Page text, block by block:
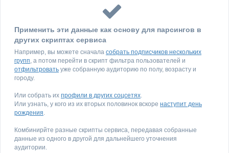
Применить эти данные как основу для парсингов в
других скриптах сервиса
Например, вы можете сначала собрать подписчиков нескольких
групп, а потом перейти в скрипт фильтра пользователей и
отфильтровать уже собранную аудиторию по полу, возрасту и
городу.
Или собрать их профили в других соцсетях.
Или узнать, у кого из их вторых половинок вскоре наступит день
рождения.
Комбинирйте разные скрипты сервиса, передавая собранные
данные из одного в другой для дальнейшего уточнения
аудитории.